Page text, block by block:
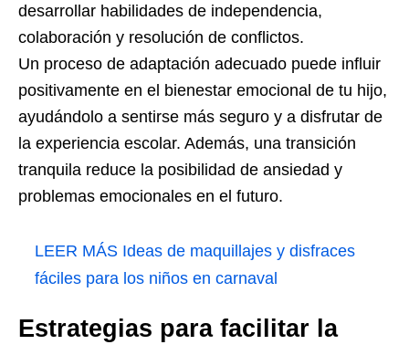
desarrollar habilidades de independencia,
colaboración y resolución de conflictos.
Un proceso de adaptación adecuado puede influir
positivamente en el bienestar emocional de tu hijo,
ayudándolo a sentirse más seguro y a disfrutar de
la experiencia escolar. Además, una transición
tranquila reduce la posibilidad de ansiedad y
problemas emocionales en el futuro.
LEER MÁS Ideas de maquillajes y disfraces
fáciles para los niños en carnaval
Estrategias para facilitar la